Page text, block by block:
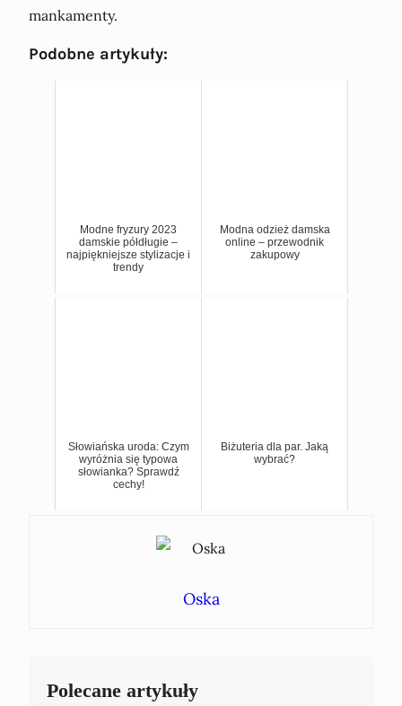
mankamenty.
Podobne artykuły:
Modne fryzury 2023
damskie półdługie –
najpiękniejsze stylizacje i
trendy
Modna odzież damska
online – przewodnik
zakupowy
Słowiańska uroda: Czym
wyróżnia się typowa
słowianka? Sprawdź
cechy!
Biżuteria dla par. Jaką
wybrać?
Oska
Polecane artykuły